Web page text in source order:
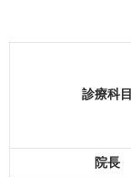
診療科目
院長